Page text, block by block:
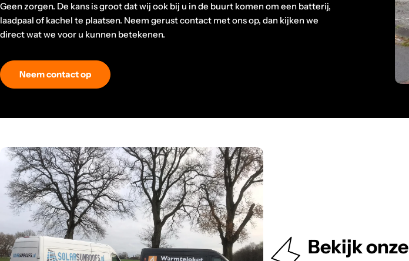
Geen zorgen. De kans is groot dat wij ook bij u in de buurt komen om een batterij,
laadpaal of kachel te plaatsen. Neem gerust contact met ons op, dan kijken we
direct wat we voor u kunnen betekenen.
Neem contact op
Bekijk onze